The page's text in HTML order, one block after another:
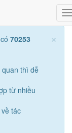
×
70253
quan thì dễ
từ nhiều
tác